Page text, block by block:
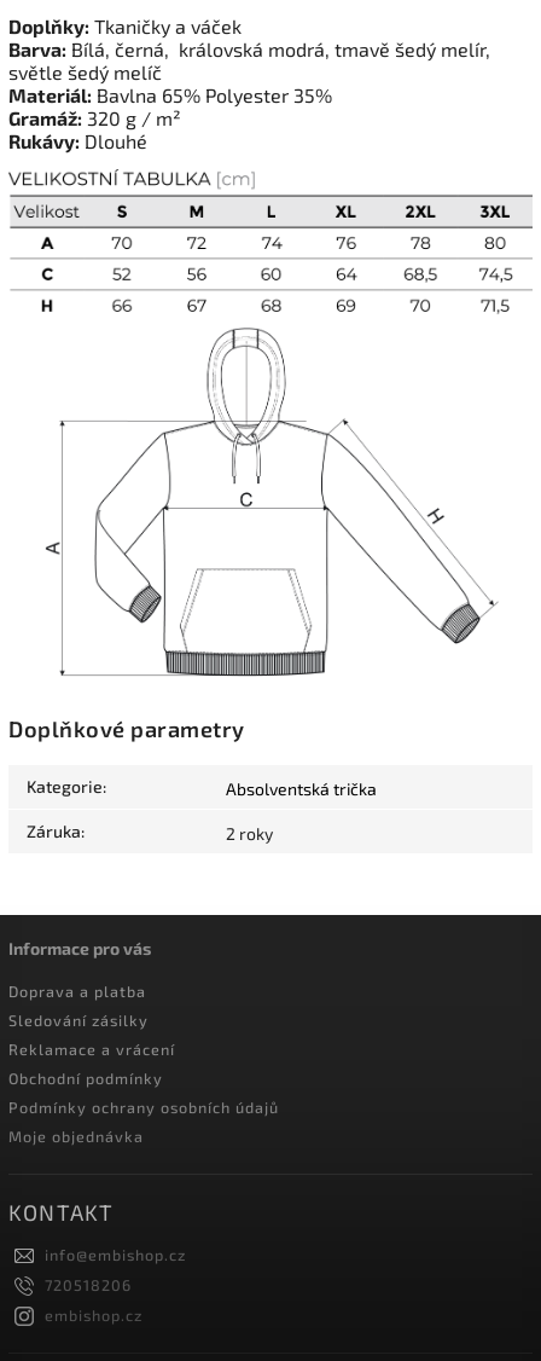
Doplňky: Tkaničky a váček
Barva: Bílá, černá, královská modrá, tmavě šedý melír,
světle šedý melíč
Materiál: Bavlna 65% Polyester 35%
Gramáž: 320 g / m²
Rukávy: Dlouhé
Doplňkové parametry
Kategorie: Absolventská trička
Záruka: 2 roky
Informace pro vás
Doprava a platba
Sledování zásilky
Reklamace a vrácení
Obchodní podmínky
Podmínky ochrany osobních údajů
Moje objednávka
KONTAKT
info@embishop.cz
720518206
embishop.cz